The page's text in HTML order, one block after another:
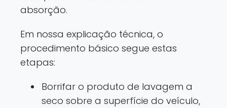
absorção.
Em nossa explicação técnica, o
procedimento básico segue estas
etapas:
Borrifar o produto de lavagem a
seco sobre a superfície do veículo,